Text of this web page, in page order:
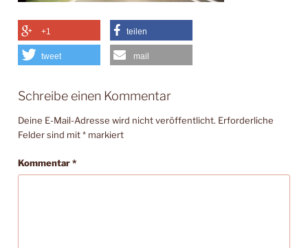
+1 teilen
tweet mail
Schreibe einen Kommentar
Deine E-Mail-Adresse wird nicht veröffentlicht. Erforderliche
Felder sind mit* markiert
Kommentar*